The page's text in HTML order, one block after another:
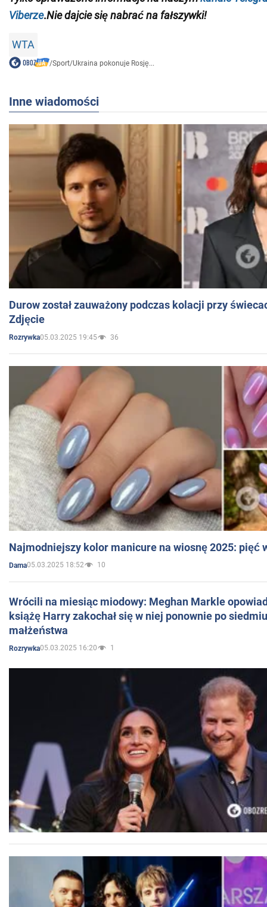
Viberze.Nie dajcie się nabrać na fałszywki!
WTA
/Sport/Ukraina pokonuje Rosję...
Inne wiadomości
Durow został zauważony podczas kolacji przy
Zdjęcie
Rozrywka05.03.2025 19:45 36
Najmodniejszy kolor manicure na wiosnę 2025: pięć
Dama05.03.2025 18:52 10
Wrócili na miesiąc miodowy: Meghan Markle
książę Harry zakochał się w niej ponownie po
małżeństwa
Rozrywka05.03.2025 16:20 1